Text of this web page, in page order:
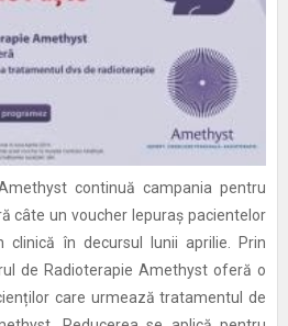
continuă campania pentru
câte un voucher Iepuraș pacientelor
clinică în decursul lunii aprilie. Prin
de Radioterapie Amethyst oferă o
care urmează tratamentul de